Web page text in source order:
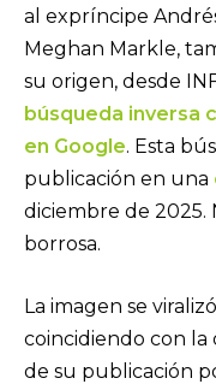
al expríncipe
Meghan Markle,
su origen, desde
búsqueda inversa
en Google. Esta
publicación en una
diciembre de 2025.
borrosa.
La imagen se
coincidiendo con
de su publicación